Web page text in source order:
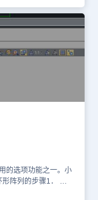
阵列】命令，在打
点右侧的按钮，返回
系统自动返回对话
他参数按照默认设置
作为阵列对象。按
目间的角度、填充角
有条件进行取
充角度】：输入环
项目】：用于设置
详细】：单击该按
基点坐标，来确定对
实例以及功能延
的选项功能之一。小
阵列的步骤1． 依